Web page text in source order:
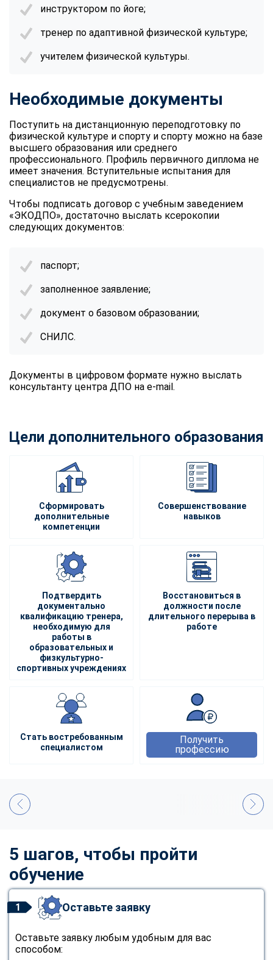
инструктором по йоге;
тренер по адаптивной физической культуре;
учителем физической культуры.
Необходимые документы
Поступить на дистанционную переподготовку по
физической культуре и спорту и спорту можно на базе
высшего образования или среднего
профессионального. Профиль первичного диплома не
имеет значения. Вступительные испытания для
специалистов не предусмотрены.
Чтобы подписать договор с учебным заведением
«ЭКОДПО», достаточно выслать ксерокопии
следующих документов:
паспорт;
заполненное заявление;
документ о базовом образовании;
СНИЛС.
Документы в цифровом формате нужно выслать
консультанту центра ДПО на e-mail.
Цели дополнительного образования
Сформировать
дополнительные
компетенции
Совершенствование
навыков
Подтвердить
документально
квалификацию тренера,
необходимую для
работы в
образовательных и
физкультурно-
спортивных учреждениях
Восстановиться в
должности после
длительного перерыва в
работе
Стать востребованным
специалистом
Получить
профессию
5 шагов, чтобы пройти
обучение
1 Оставьте заявку
Оставьте заявку любым удобным для вас
способом: